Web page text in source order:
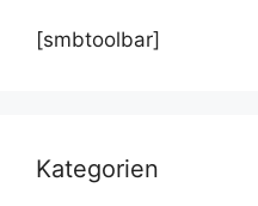
[smbtoolbar]
Kategorien